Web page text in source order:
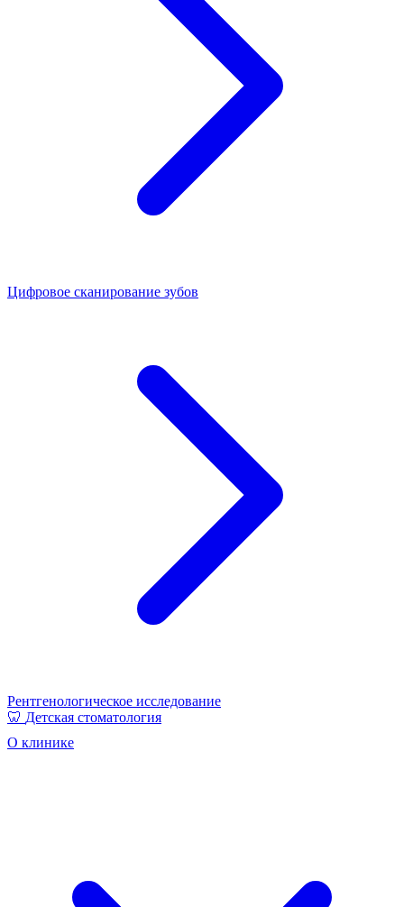
Цифровое сканирование зубов
Рентгенологическое исследование
🦷 Детская стоматология
О клинике